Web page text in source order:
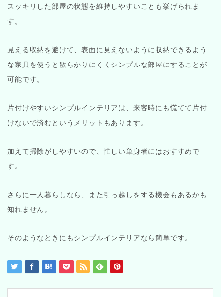
スッキリした部屋の状態を維持しやすいことも挙げられま
す。
見える収納を避けて、表面に見えないように収納できるよう
な家具を使うと散らかりにくくシンプルな部屋にすることが
可能です。
片付けやすいシンプルインテリアは、来客時にも慌てて片付
けないで済むというメリットもあります。
加えて掃除がしやすいので、忙しい単身者にはおすすめで
す。
さらに一人暮らしなら、また引っ越しをする機会もあるかも
知れません。
そのようなときにもシンプルインテリアなら簡単です。